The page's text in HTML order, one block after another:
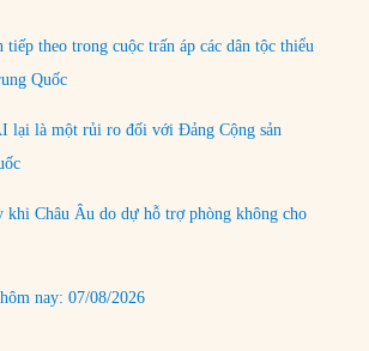
tiếp theo trong cuộc trấn áp các dân tộc thiểu
Quốc
lại là một rủi ro đối với Đảng Cộng sản
khi Châu Âu do dự hỗ trợ phòng không cho
nay: 07/08/2026